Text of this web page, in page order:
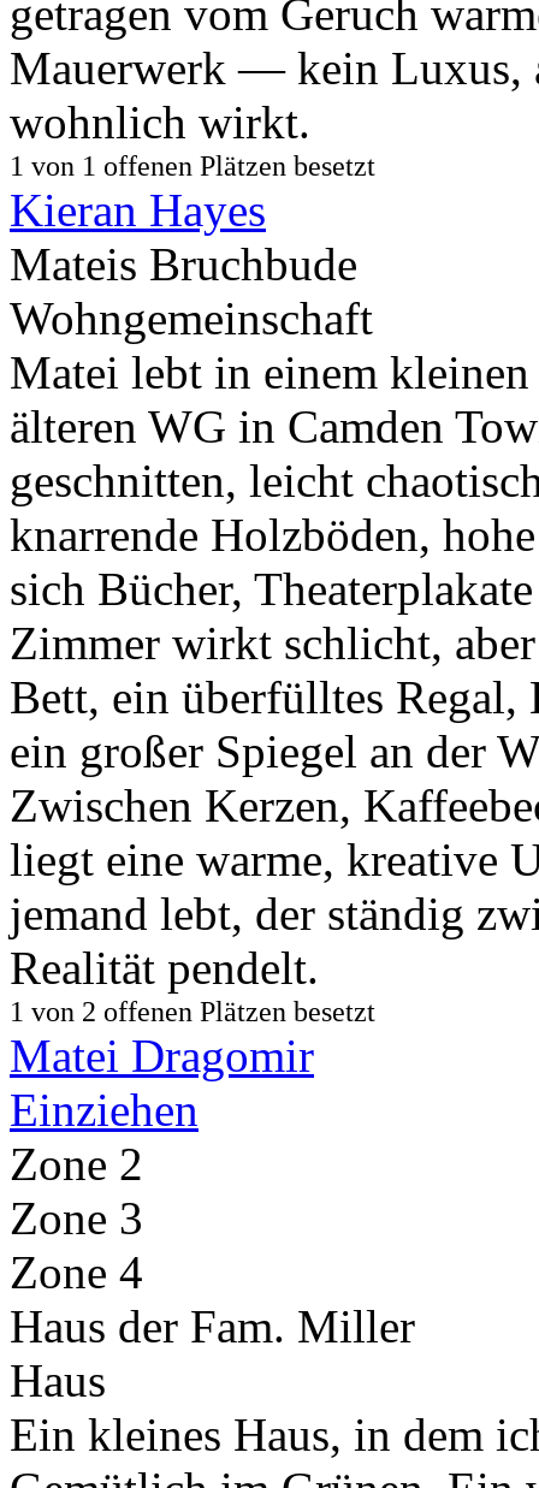
getragen vom Geruch
Mauerwerk — kein Luxus,
wohnlich wirkt.
1 von 1 offenen Plätzen besetzt
Kieran Hayes
Mateis Bruchbude
Wohngemeinschaft
Matei lebt in einem
älteren WG in Camden
geschnitten, leicht
knarrende Holzböden,
sich Bücher,
Zimmer wirkt schlicht,
Bett, ein überfülltes
ein großer Spiegel an der
Zwischen Kerzen,
liegt eine warme, kreative
jemand lebt, der ständig
Realität pendelt.
1 von 2 offenen Plätzen besetzt
Matei Dragomir
Einziehen
Zone 2
Zone 3
Zone 4
Haus der Fam. Miller
Haus
Ein kleines Haus, in dem